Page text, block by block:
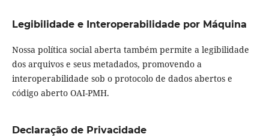
Legibilidade e Interoperabilidade por Máquina
Nossa política social aberta também permite a legibilidade
dos arquivos e seus metadados, promovendo a
interoperabilidade sob o protocolo de dados abertos e
código aberto OAI-PMH.
Declaração de Privacidade